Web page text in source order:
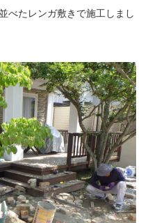
べたレンガ敷きで施工しまし